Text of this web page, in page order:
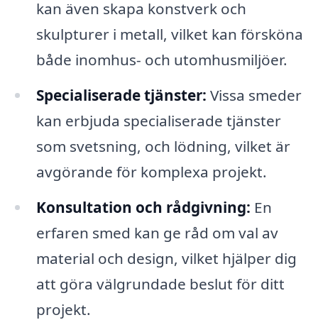
kan även skapa konstverk och
skulpturer i metall, vilket kan försköna
både inomhus- och utomhusmiljöer.
Specialiserade tjänster: Vissa smeder
kan erbjuda specialiserade tjänster
som svetsning, och lödning, vilket är
avgörande för komplexa projekt.
Konsultation och rådgivning: En
erfaren smed kan ge råd om val av
material och design, vilket hjälper dig
att göra välgrundade beslut för ditt
projekt.